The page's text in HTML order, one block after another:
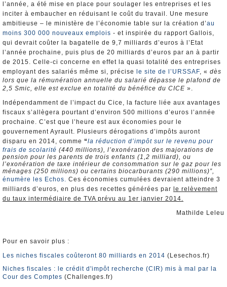
l’année, a été mise en place pour soulager les entreprises et les
inciter à embaucher en réduisant le coût du travail. Une mesure
ambitieuse – le ministère de l’économie table sur la création d’au
moins 300 000 nouveaux emplois - et inspirée du rapport Gallois,
qui devrait coûter la bagatelle de 9,7 milliards d’euros à l’Etat
l’année prochaine, puis plus de 20 milliards d’euros par an à partir
de 2015. Celle-ci concerne en effet la quasi totalité des entreprises
employant des salariés même si, précise
le site de l’URSSAF, « dès
lors que la rémunération annuelle du salarié dépasse le plafond de
2,5 Smic, elle est exclue en totalité du bénéfice du CICE ».
Indépendamment de l’impact du Cice, la facture liée aux avantages
fiscaux s’allègera pourtant d’environ 500 millions d’euros l’année
prochaine. C’est que l’heure est aux économies pour le
gouvernement Ayrault. Plusieurs dérogations d’impôts auront
disparu en 2014, comme “la réduction d’impôt sur le revenu pour
frais de scolarité (440 millions), l’exonération des majorations de
pension pour les parents de trois enfants (1,2 milliard), ou
l’exonération de taxe intérieur de consommation sur le gaz pour les
ménages (250 millions) ou certains biocarburants (290 millions)”,
énumère les Echos. Ces économies cumulées devraient atteindre 3
milliards d’euros, en plus des recettes générées par
le relèvement
du taux intermédiaire de TVA prévu au 1er janvier 2014.
Mathilde Leleu
Pour en savoir plus :
Les niches fiscales coûteront 80 milliards en 2014 (Lesechos.fr)
Niches fiscales : le crédit d'impôt recherche (CIR) mis à mal par la
Cour des Comptes (Challenges.fr)